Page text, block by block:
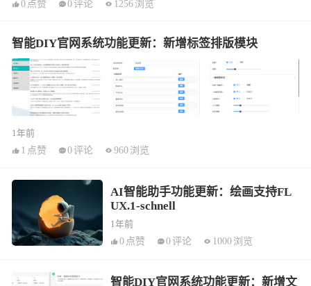
0 点赞 0评论 1256 浏览
智能DIY官网系统功能更新：新增标签排版模块
1年前
1 点赞 0评论 960 浏览
AI智能助手功能更新：绘画支持FL
UX.1-schnell
1年前
0 点赞 0评论 1000 浏览
智能DIY官网系统功能更新：新增文